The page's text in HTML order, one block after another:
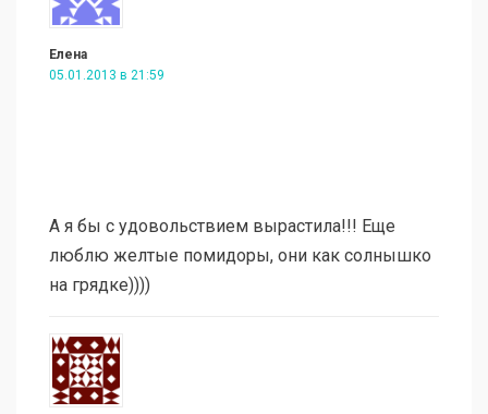
Елена
05.01.2013 в 21:59
А я бы с удовольствием вырастила!!! Еще
люблю желтые помидоры, они как солнышко
на грядке))))